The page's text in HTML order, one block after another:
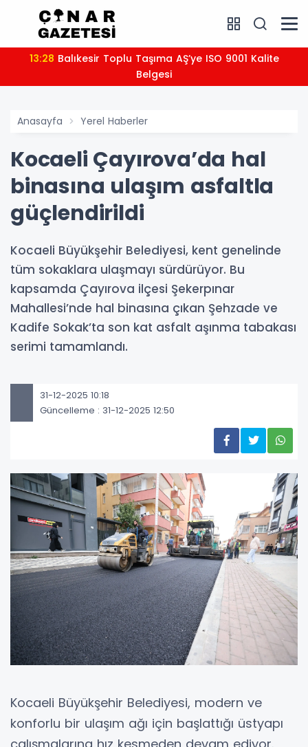
13:28
Belgesi
Anasayfa Yerel Haberler
Kocaeli Çayırova’da hal
binasına ulaşım asfaltla
güçlendirildi
Kocaeli Büyükşehir Belediyesi, kent genelinde
tüm sokaklara ulaşmayı sürdürüyor. Bu
kapsamda Çayırova ilçesi Şekerpınar
Mahallesi’nde hal binasına çıkan Şehzade ve
Kadife Sokak’ta son kat asfalt aşınma tabakası
serimi tamamlandı.
31-12-2025 10:18
Güncelleme : 31-12-2025 12:50
Kocaeli Büyükşehir Belediyesi, modern ve
konforlu bir ulaşım ağı için başlattığı üstyapı